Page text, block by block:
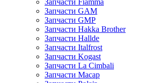
Запчасти GAM
Запчасти GMP
Запчасти Hakka Brother
Запчасти Hallde
Запчасти Italfrost
Запчасти Kogast
Запчасти La Cimbali
Запчасти Macap